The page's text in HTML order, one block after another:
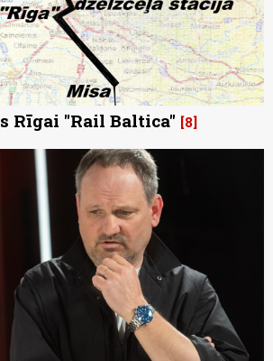
Rīgai "Rail Baltica" 8